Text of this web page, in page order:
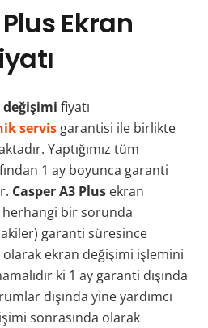
Ekran
değişimi fiyatı
servis garantisi ile birlikte
Yaptığımız tüm
1 ay boyunca garanti
Casper A3 Plus ekran
herhangi bir sorunda
garanti süresince
olarak ekran değişimi işlemini
ki 1 ay garanti dışında
dışında yine yardımcı
sonrasında olarak